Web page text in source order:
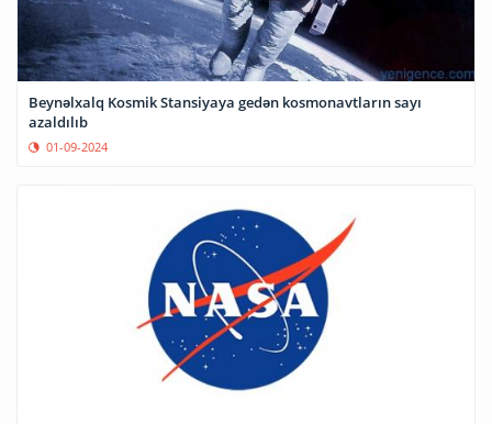
Beynəlxalq Kosmik Stansiyaya gedən kosmonavtların sayı
azaldılıb
01-09-2024